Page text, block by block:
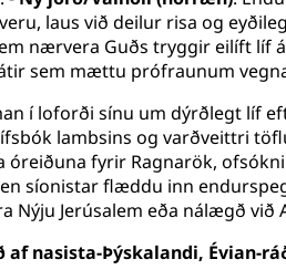
laus við deilur risa og
nærvera Guðs tryggir eilíft
sem mættu prófraunum
í loforði sínu um dýrðlegt líf
lambsins og varðveittri
fyrir Ragnarök,
síonistar flæddu inn
Jerúsalem eða nálægð við
nasista-Þýskalandi, Évian-